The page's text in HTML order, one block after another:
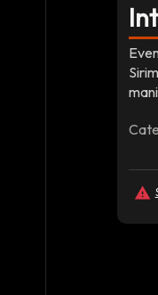
report_problem